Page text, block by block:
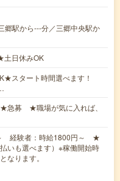
郷駅から---分／三郷中央駅か
日休みOK
スタート時間選べます！
急募 ★職場が気に入れば、
経験者：時給1800円～ ★
いも選べます）※稼働開始時
なります。